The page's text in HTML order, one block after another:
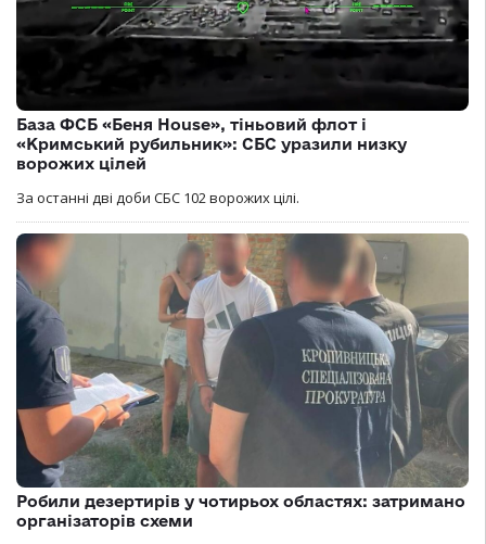
База ФСБ «Беня House», тіньовий флот і
«Кримський рубильник»: СБС уразили низку
ворожих цілей
За останні дві доби СБС 102 ворожих цілі.
Робили дезертирів у чотирьох областях: затримано
організаторів схеми